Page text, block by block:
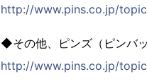
http://www.pins.co.jp/
◆その他、ピンズ（ピンバ
http://www.pins.co.jp/